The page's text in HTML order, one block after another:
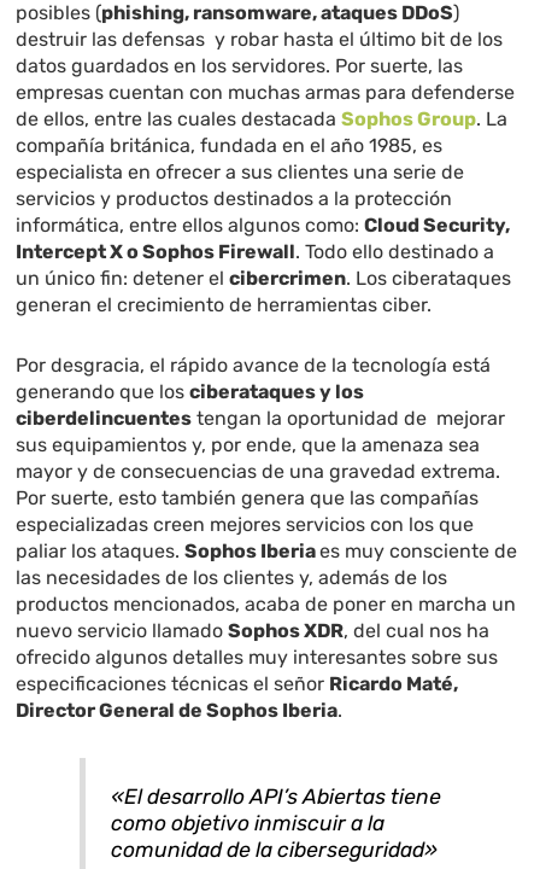
posibles (phishing, ransomware, ataques DDoS)
destruir las defensas y robar hasta el último bit de los
datos guardados en los servidores. Por suerte, las
empresas cuentan con muchas armas para defenderse
de ellos, entre las cuales destacadaSophos Group. La
compañía británica, fundada en el año 1985, es
especialista en ofrecer a sus clientes una serie de
servicios y productos destinados a la protección
informática, entre ellos algunos como:Cloud Security,
Intercept X o Sophos Firewall. Todo ello destinado a
un único fin: detener elcibercrimen. Los ciberataques
generan el crecimiento de herramientas ciber.
Por desgracia, el rápido avance de la tecnología está
generando que losciberataques y los
ciberdelincuentes tengan la oportunidad de mejorar
sus equipamientos y, por ende, que la amenaza sea
mayor y de consecuencias de una gravedad extrema.
Por suerte, esto también genera que las compañías
especializadas creen mejores servicios con los que
paliar los ataques.Sophos Iberiaes muy consciente de
las necesidades de los clientes y, además de los
productos mencionados, acaba de poner en marcha un
nuevo servicio llamadoSophos XDR, del cual nos ha
ofrecido algunos detalles muy interesantes sobre sus
especificaciones técnicas el señor Ricardo Maté,
Director General de Sophos Iberia.
«El desarrollo API’s Abiertas tiene
como objetivo inmiscuir a la
comunidad de la ciberseguridad»